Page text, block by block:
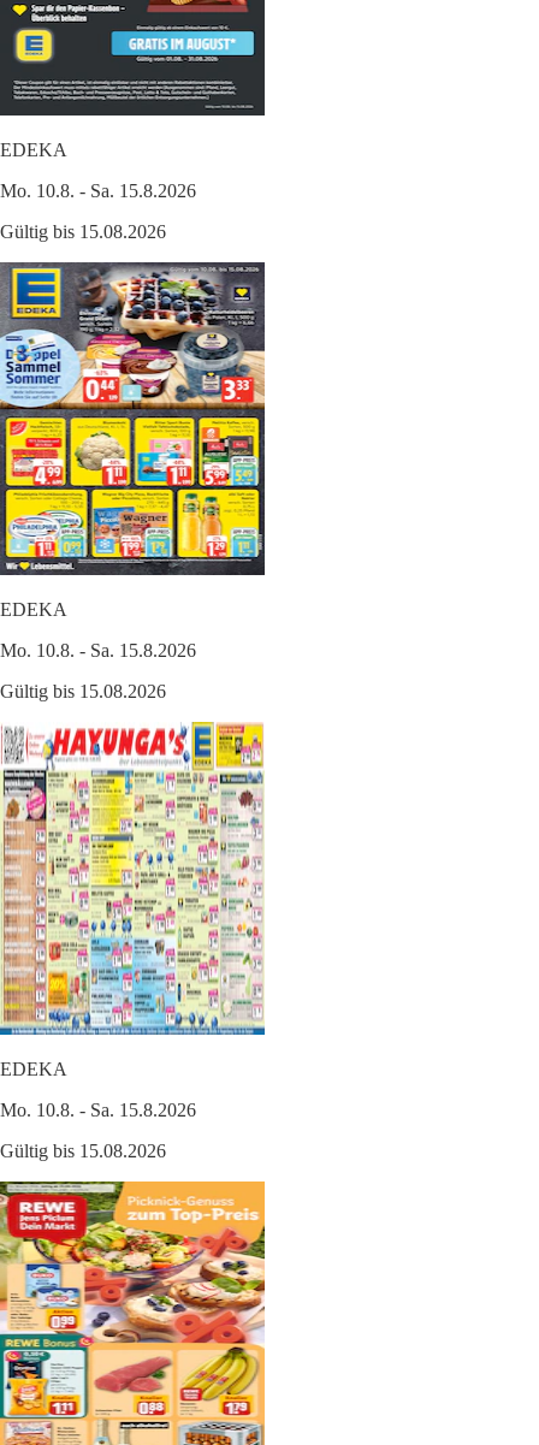
EDEKA
Mo. 10.8. - Sa. 15.8.2026
Gültig bis 15.08.2026
EDEKA
Mo. 10.8. - Sa. 15.8.2026
Gültig bis 15.08.2026
EDEKA
Mo. 10.8. - Sa. 15.8.2026
Gültig bis 15.08.2026